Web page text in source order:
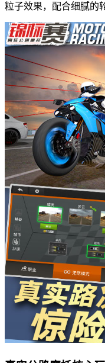
粒子效果，配合细腻的